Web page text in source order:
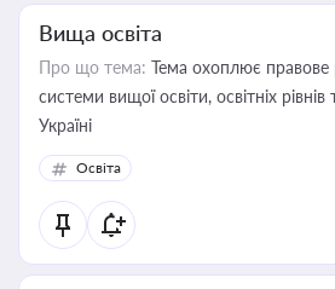
Вища освіта
Про що тема: Тема охоплює правове
системи вищої освіти, освітніх рівнів
Україні
Освіта